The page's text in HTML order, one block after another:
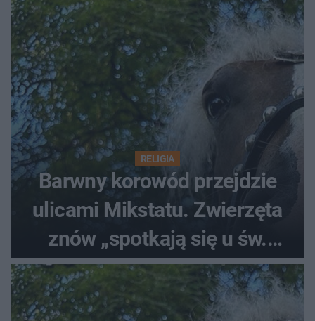
RELIGIA
Barwny korowód przejdzie
ulicami Mikstatu. Zwierzęta
znów „spotkają się u św.
Rocha”